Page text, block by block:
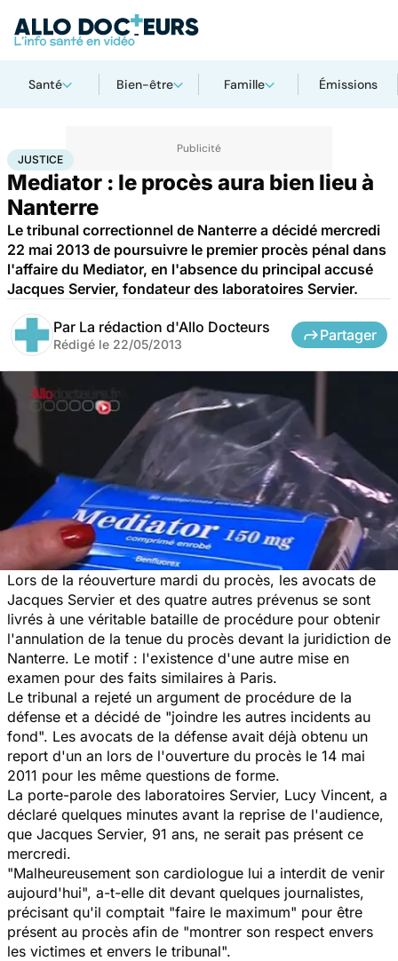
Santé Bien-être Famille Émissions
AccueilSanté Justice
JUSTICE
Mediator : le procès aura bien lieu à
Nanterre
Le tribunal correctionnel de Nanterre a décidé mercredi
22 mai 2013 de poursuivre le premier procès pénal dans
l'affaire du Mediator, en l'absence du principal accusé
Jacques Servier, fondateur des laboratoires Servier.
Par La rédaction d'Allo Docteurs
Rédigé le 22/05/2013
Partager
Lors de la réouverture mardi du procès, les avocats de
Jacques Servier et des quatre autres prévenus se sont
livrés à une véritable bataille de procédure pour obtenir
l'annulation de la tenue du procès devant la juridiction de
Nanterre. Le motif : l'existence d'une autre mise en
examen pour des faits similaires à Paris.
Le tribunal a rejeté un argument de procédure de la
défense et a décidé de "joindre les autres incidents au
fond". Les avocats de la défense avait déjà obtenu un
report d'un an lors de l'ouverture du procès le 14 mai
2011 pour les même questions de forme.
La porte-parole des laboratoires Servier, Lucy Vincent, a
déclaré quelques minutes avant la reprise de l'audience,
que Jacques Servier, 91 ans, ne serait pas présent ce
mercredi.
"Malheureusement son cardiologue lui a interdit de venir
aujourd'hui", a-t-elle dit devant quelques journalistes,
précisant qu'il comptait "faire le maximum" pour être
présent au procès afin de "montrer son respect envers
les victimes et envers le tribunal".